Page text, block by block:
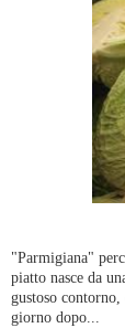
"Parmigiana"
piatto nasce da
gustoso
giorno dopo...